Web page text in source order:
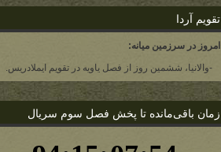
تقویم آردا
امروز در سرزمین میانه:
-والانیا، ششمین روز از فصل یاویه در تقویم ایملادریس.
زمان باقی‌مانده تا پخش فصل سوم سریال